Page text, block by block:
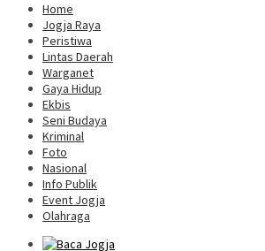
Home
Jogja Raya
Peristiwa
Lintas Daerah
Warganet
Gaya Hidup
Ekbis
Seni Budaya
Kriminal
Foto
Nasional
Info Publik
Event Jogja
Olahraga